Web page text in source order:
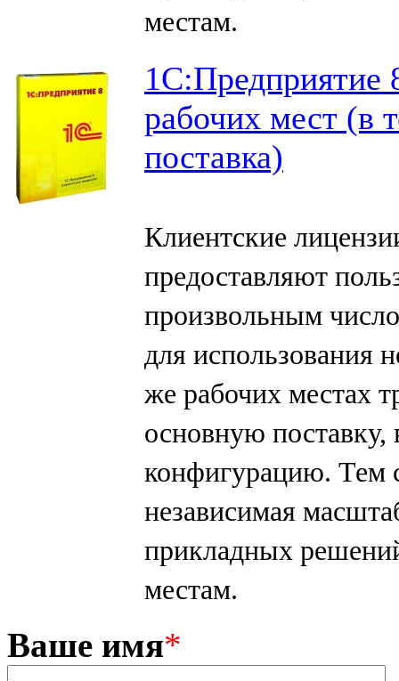
местам.
1С:Предприятие
рабочих мест (в
поставка)
Клиентские
предоставляют
произвольным
для использования
же рабочих местах
основную
конфигурацию. Тем
независимая
прикладных
местам.
Ваше имя*